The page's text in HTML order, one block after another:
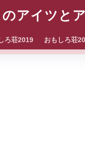
アイツと
ろ荘2019 おもしろ荘